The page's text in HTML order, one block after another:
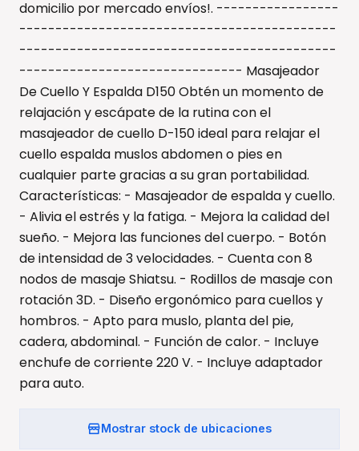
domicilio por mercado envíos!. -----------------
--------------------------------------------
--------------------------------------------
------------------------------- Masajeador
De Cuello Y Espalda D150 Obtén un momento de
relajación y escápate de la rutina con el
masajeador de cuello D-150 ideal para relajar el
cuello espalda muslos abdomen o pies en
cualquier parte gracias a su gran portabilidad.
Características: - Masajeador de espalda y cuello.
- Alivia el estrés y la fatiga. - Mejora la calidad del
sueño. - Mejora las funciones del cuerpo. - Botón
de intensidad de 3 velocidades. - Cuenta con 8
nodos de masaje Shiatsu. - Rodillos de masaje con
rotación 3D. - Diseño ergonómico para cuellos y
hombros. - Apto para muslo, planta del pie,
cadera, abdominal. - Función de calor. - Incluye
enchufe de corriente 220 V. - Incluye adaptador
para auto.
Mostrar stock de ubicaciones